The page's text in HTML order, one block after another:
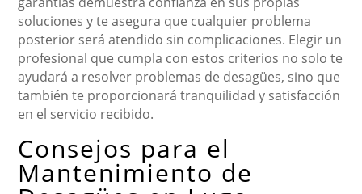
soluciones y te asegura que cualquier problema
posterior será atendido sin complicaciones. Elegir un
profesional que cumpla con estos criterios no solo te
ayudará a resolver problemas de desagües, sino que
también te proporcionará tranquilidad y satisfacción
en el servicio recibido.
Consejos para el
Mantenimiento de